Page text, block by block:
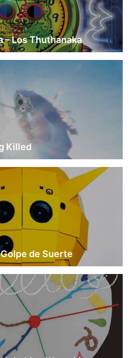
– Los Thuthanaka
Killed
Golpe de Suerte